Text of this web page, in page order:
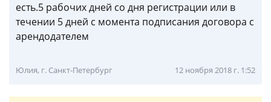
есть.5 рабочих дней со дня регистрации или в
течении 5 дней с момента подписания договора с
арендодателем
Юлия, г. Санкт-Петербург 12 ноября 2018 г. 1:52